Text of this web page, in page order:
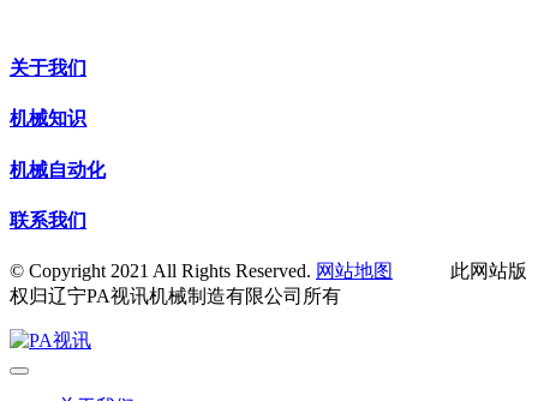
关于我们
机械知识
机械自动化
联系我们
© Copyright 2021 All Rights Reserved. 网站地图
此网站版
权归辽宁PA视讯机械制造有限公司所有